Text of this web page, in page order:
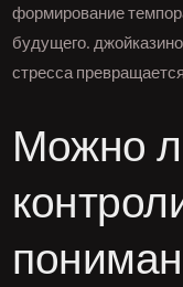
формирование
будущего.
стресса
Можно